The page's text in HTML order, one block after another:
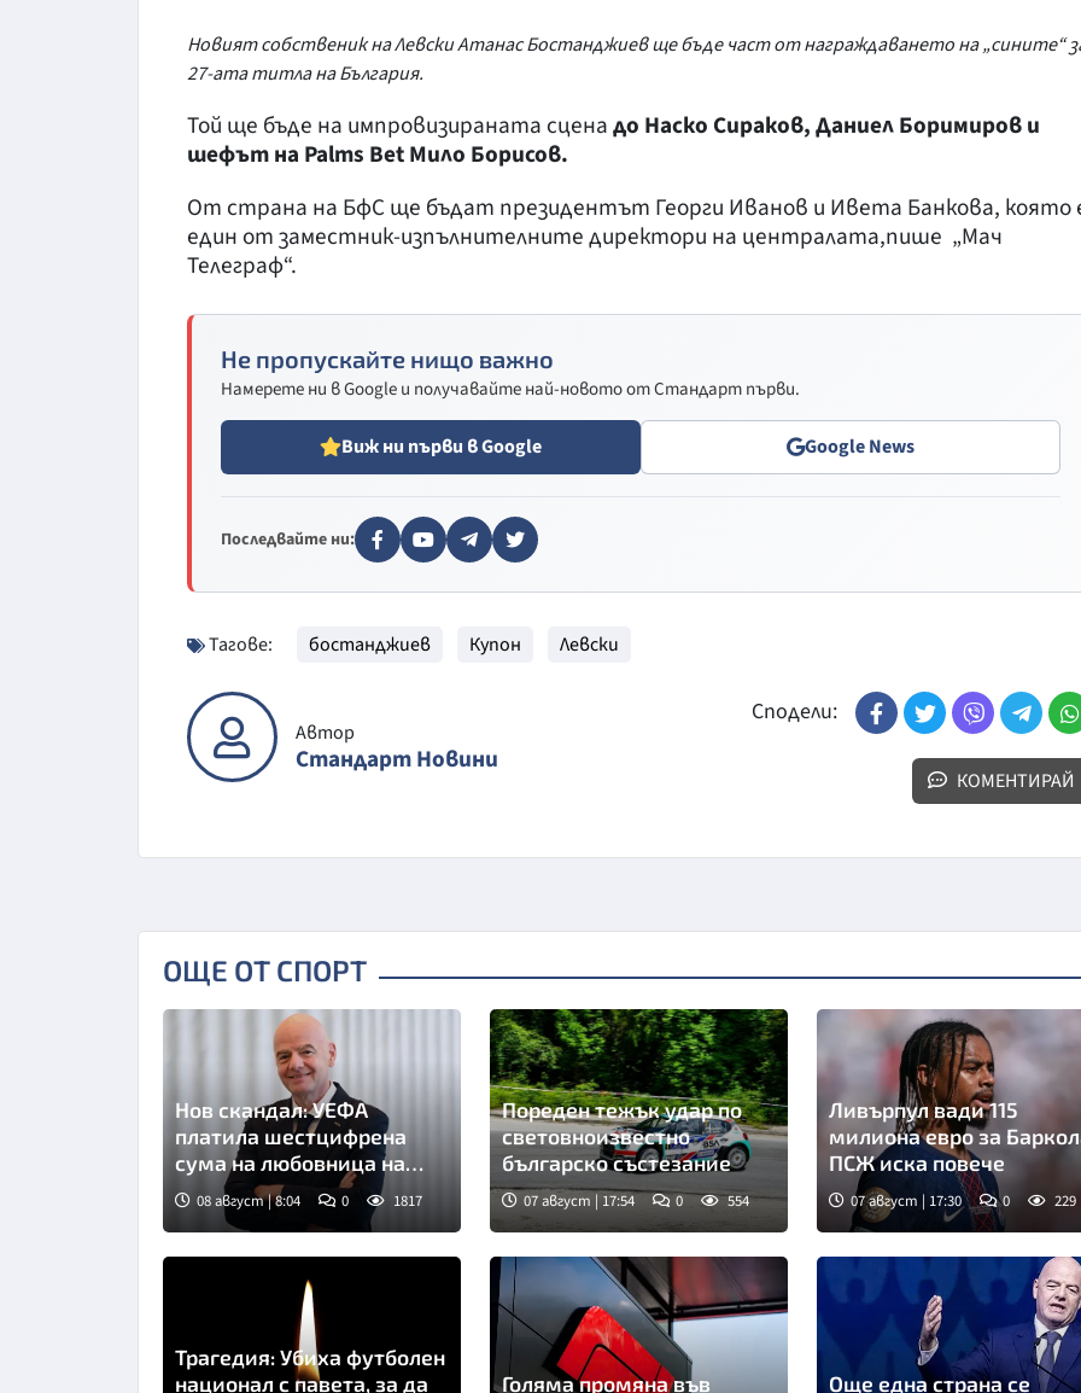
Новият собственик на Левски Атанас Бостанджиев ще бъде част от награждаването на „сините“
27-ата титла на България.
Той ще бъде на импровизираната сценадо Наско Сираков, Даниел Боримиров и
шефът на Palms Bet Мило Борисов.
От страна на БфС ще бъдат президентът Георги Иванов и Ивета Банкова, която
един от заместник-изпълнителните директори на централата,пише „Мач
Телеграф“.
Не пропускайте нищо важно
Намерете ни в Google и получавайте най-новото от Стандарт първи.
Виж ни първи в Google Google News
Последвайте ни:
Тагове: бостанджиев Купон Левски
Автор
Стандарт Новини
Сподели:
КОМЕНТИРАЙ
ОЩЕ ОТ СПОРТ
Нов скандал: УЕФА
платила шестцифрена
сума на любовница на
Инфантино
08 август | 8:04 0 1817
Пореден тежък удар по
световноизвестно
българско състезание
07 август | 17:54 0 554
Ливърпул вади 115
милиона евро за
ПСЖ иска повече
07 август | 17:30 0 229
Трагедия: Убиха футболен
национал с павета, за да
Голяма промяна във
Още една страна се